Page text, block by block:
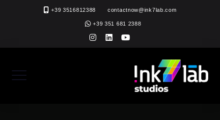
+39 3516812388 contactnow@ink7lab.com
+39 351 681 2388
instagram
linkedinyoutube